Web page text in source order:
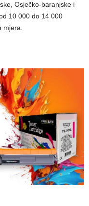
Osječko-baranjske i
10 000 do 14 000
mjera.